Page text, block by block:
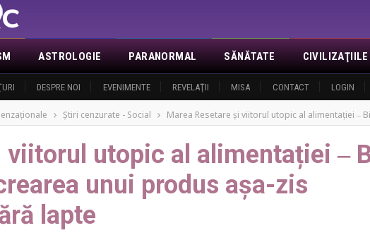
DESPRE NOI EVENIMENTE REVELAŢII MISA CONTACT LOGIN
ASTROLOGIE PARANORMAL SĂNĂTATE CIVILIZAŢIILE
Ştiri cenzurate - Social Marea Resetare și viitorul utopic al alimentației ‒
utopic al alimentației ‒
unui produs așa-zis
lapte